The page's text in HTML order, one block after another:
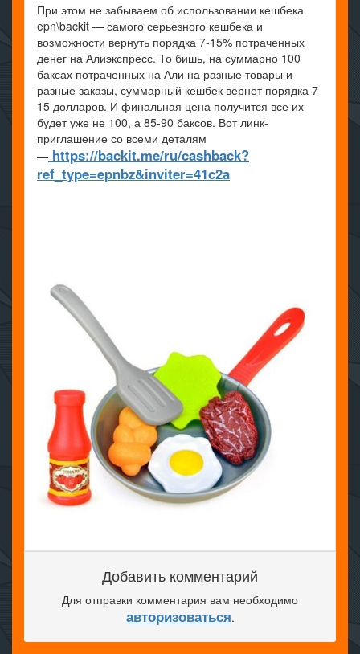
При этом не забываем об использовании кешбека
epn\backit — самого серьезного кешбека и
возможности вернуть порядка 7-15% потраченных
денег на Алиэкспресс. То бишь, на суммарно 100
баксах потраченных на Али на разные товары и
разные заказы, суммарный кешбек вернет порядка 7-
15 долларов. И финальная цена получится все их
будет уже не 100, а 85-90 баксов. Вот линк-
приглашение со всеми деталям
— https://backit.me/ru/cashback?
ref_type=epnbz&inviter=41c2a
Добавить комментарий
Для отправки комментария вам необходимо
авторизоваться.